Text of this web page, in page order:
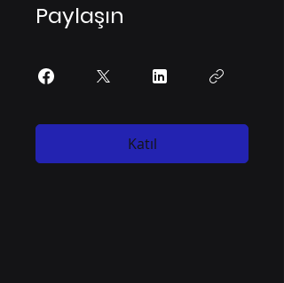
Paylaşın
Katıl